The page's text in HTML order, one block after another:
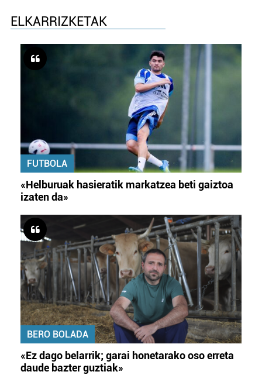
ELKARRIZKETAK
FUTBOLA
«Helburuak hasieratik markatzea beti gaiztoa
izaten da»
BERO BOLADA
«Ez dago belarrik; garai honetarako oso erreta
daude bazter guztiak»